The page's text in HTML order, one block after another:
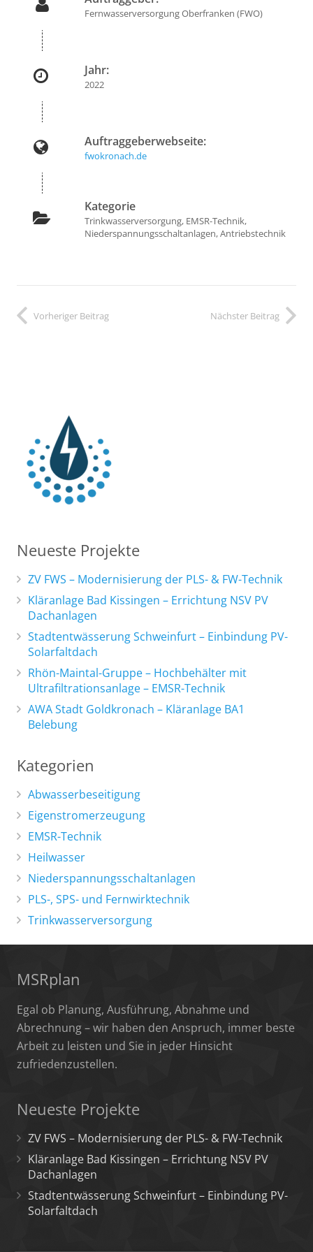
Fernwasserversorgung Oberfranken (FWO)
Jahr:
2022
Auftraggeberwebseite:
fwokronach.de
Kategorie
Trinkwasserversorgung, EMSR-Technik,
Niederspannungsschaltanlagen, Antriebstechnik
Vorheriger Beitrag Nächster Beitrag
Neueste Projekte
ZV FWS – Modernisierung der PLS- & FW-Technik
Kläranlage Bad Kissingen – Errichtung NSV PV
Dachanlagen
Stadtentwässerung Schweinfurt – Einbindung PV-
Solarfaltdach
Rhön-Maintal-Gruppe – Hochbehälter mit
Ultrafiltrationsanlage – EMSR-Technik
AWA Stadt Goldkronach – Kläranlage BA1
Belebung
Kategorien
Abwasserbeseitigung
Eigenstromerzeugung
EMSR-Technik
Heilwasser
Niederspannungsschaltanlagen
PLS-, SPS- und Fernwirktechnik
Trinkwasserversorgung
MSRplan
Egal ob Planung, Ausführung, Abnahme und
Abrechnung – wir haben den Anspruch, immer beste
Arbeit zu leisten und Sie in jeder Hinsicht
zufriedenzustellen.
Neueste Projekte
ZV FWS – Modernisierung der PLS- & FW-Technik
Kläranlage Bad Kissingen – Errichtung NSV PV
Dachanlagen
Stadtentwässerung Schweinfurt – Einbindung PV-
Solarfaltdach